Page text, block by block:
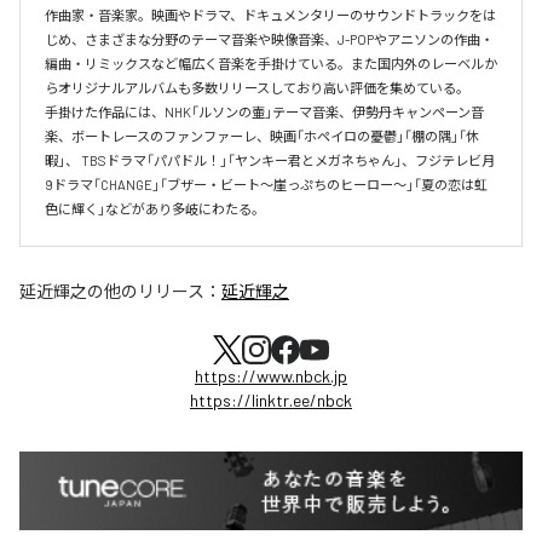
作曲家・音楽家。映画やドラマ、ドキュメンタリーのサウンドトラックをは
じめ、さまざまな分野のテーマ音楽や映像音楽、J-POPやアニソンの作曲・
編曲・リミックスなど幅広く音楽を手掛けている。また国内外のレーベルか
らオリジナルアルバムも多数リリースしており高い評価を集めている。
手掛けた作品には、NHK「ルソンの壷」テーマ音楽、伊勢丹キャンペーン音
楽、ボートレースのファンファーレ、映画「ホペイロの憂鬱」「棚の隅」「休
暇」、 TBSドラマ「パパドル！」「ヤンキー君とメガネちゃん」、フジテレビ月
9ドラマ「CHANGE」「ブザー・ビート～崖っぷちのヒーロー～」「夏の恋は虹
色に輝く」などがあり多岐にわたる。
延近輝之の他のリリース： 延近輝之
https://www.nbck.jp
https://linktr.ee/nbck